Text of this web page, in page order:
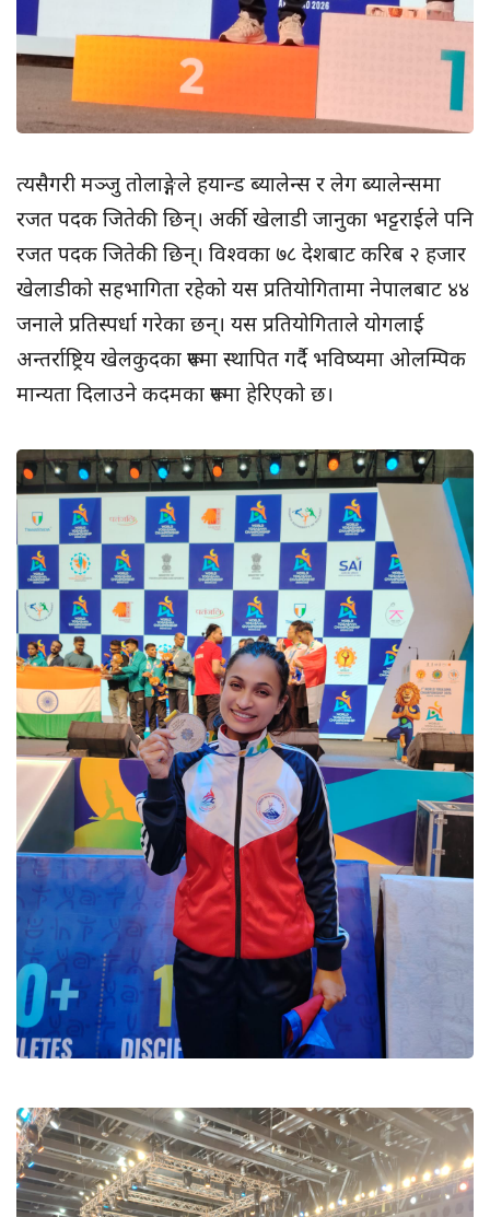
त्यसैगरी मञ्जु तोलाङ्गेले हयान्ड ब्यालेन्स र लेग ब्यालेन्समा
रजत पदक जितेकी छिन्। अर्की खेलाडी जानुका भट्टराईले पनि
रजत पदक जितेकी छिन्। विश्वका ७८ देशबाट करिब २ हजार
खेलाडीको सहभागिता रहेको यस प्रतियोगितामा नेपालबाट ४४
जनाले प्रतिस्पर्धा गरेका छन्। यस प्रतियोगिताले योगलाई
अन्तर्राष्ट्रिय खेलकुदका रूपमा स्थापित गर्दै भविष्यमा ओलम्पिक
मान्यता दिलाउने कदमका रूपमा हेरिएको छ।